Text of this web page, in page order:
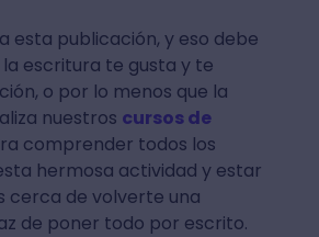
esta publicación, y eso debe
escritura te gusta y te
o por lo menos que la
nuestros cursos de
comprender todos los
hermosa actividad y estar
cerca de volverte una
de poner todo por escrito.